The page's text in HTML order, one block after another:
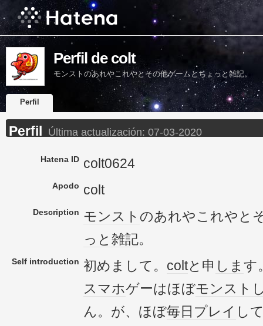
Perfil de colt
モンストのあれやこれやとその他ゲームとちょっと雑記。
Perfil
Perfil Última actualización: 07-03-2020
Hatena ID colt0624
Apodo colt
Description モンスト のあれやこれやと
っと 雑記。
Self introduction 初めまして。 coltと申 しま す
スマホゲーはほぼモンスト
ん。が、ほぼ毎日 プレイ し